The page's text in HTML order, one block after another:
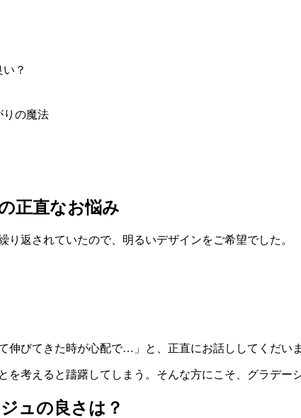
？
りの魔法
正直なお悩み
返されていたので、明るいデザインをご希望でした。
伸びてきた時が心配で…」と、正直にお話ししてくだい
考えると躊躇してしまう。そんな方にこそ、グラデー
ュの良さは？